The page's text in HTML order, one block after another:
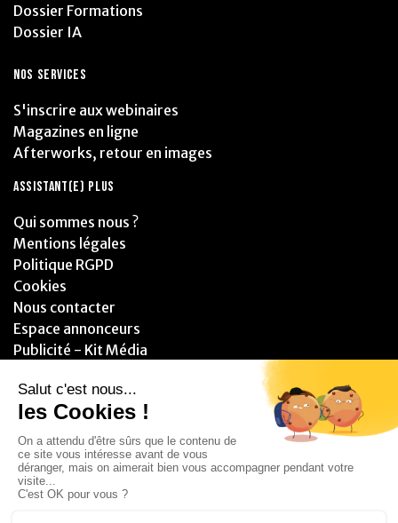
Dossier Formations
Dossier IA
NOS SERVICES
S'inscrire aux webinaires
Magazines en ligne
Afterworks, retour en images
ASSISTANT(E) PLUS
Qui sommes nous ?
Mentions légales
Politique RGPD
Cookies
Nous contacter
Espace annonceurs
Publicité - Kit Média
PARTENAIRES